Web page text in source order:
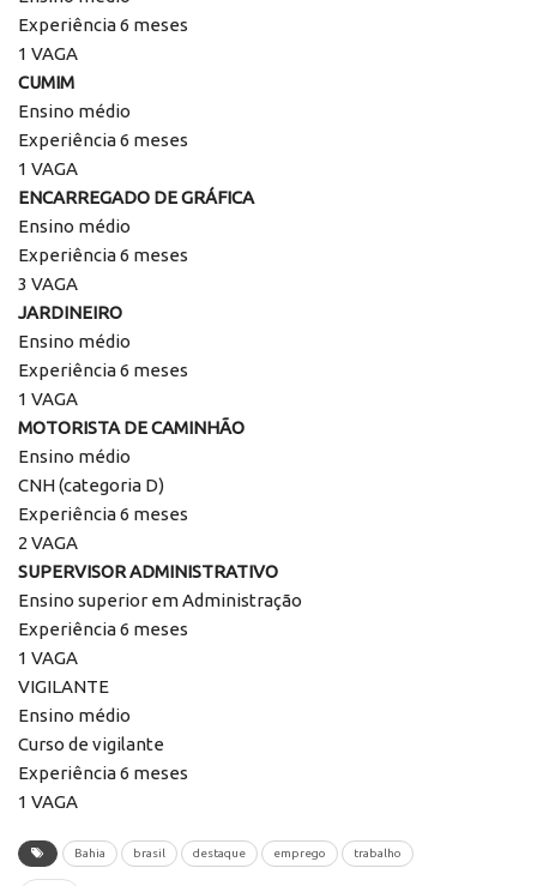
Experiência 6 meses
1 VAGA
CUMIM
Ensino médio
Experiência 6 meses
1 VAGA
ENCARREGADO DE GRÁFICA
Ensino médio
Experiência 6 meses
3 VAGA
JARDINEIRO
Ensino médio
Experiência 6 meses
1 VAGA
MOTORISTA DE CAMINHÃO
Ensino médio
CNH (categoria D)
Experiência 6 meses
2 VAGA
SUPERVISOR ADMINISTRATIVO
Ensino superior em Administração
Experiência 6 meses
1 VAGA
VIGILANTE
Ensino médio
Curso de vigilante
Experiência 6 meses
1 VAGA
Bahia brasil destaque emprego trabalho